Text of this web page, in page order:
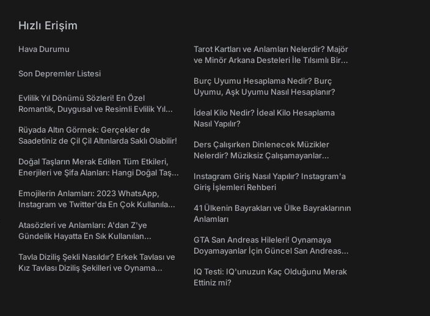
Hızlı Erişim
Hava Durumu
Son Depremler Listesi
Evlilik Yıl Dönümü Sözleri! En Özel
Romantik, Duygusal ve Resimli Evlilik Yıl
Rüyada Altın Görmek: Gerçekler de
Saadetiniz de Çil Çil Altınlarda Saklı Olabilir!
Doğal Taşların Merak Edilen Tüm Etkileri,
Enerjileri ve Şifa Alanları: Hangi Doğal Taş
Emojilerin Anlamları: 2023 WhatsApp,
Instagram ve Twitter'da En Çok Kullanılan
Atasözleri ve Anlamları: A'dan Z'ye
Gündelik Hayatta En Sık Kullanılan
Tavla Diziliş Şekli Nasıldır? Erkek Tavlası ve
Kız Tavlası Diziliş Şekilleri ve Oynama
Tarot Kartları ve Anlamları Nelerdir? Majör
ve Minör Arkana Desteleri İle Tılsımlı Bir
Burç Uyumu Hesaplama Nedir? Burç
Uyumu, Aşk Uyumu Nasıl Hesaplanır?
İdeal Kilo Nedir? İdeal Kilo Hesaplama
Nasıl Yapılır?
Ders Çalışırken Dinlenecek Müzikler
Nelerdir? Müziksiz Çalışamayanlar
Instagram Giriş Nasıl Yapılır? Instagram'a
Giriş İşlemleri Rehberi
41 Ülkenin Bayrakları ve Ülke Bayraklarının
Anlamları
GTA San Andreas Hileleri! Oynamaya
Doyamayanlar İçin Güncel San Andreas
IQ Testi: IQ'unuzun Kaç Olduğunu Merak
Ettiniz mi?